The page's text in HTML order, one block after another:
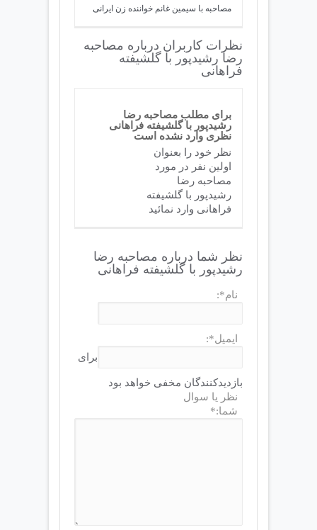
مصاحبه با سیمین غانم خواننده زن ایرانی
نظرات کاربران درباره مصاحبه
رضا رشیدپور با گلشیفته
فراهانی
برای مطلب مصاحبه رضا
رشیدپور با گلشیفته فراهانی
نظری وارد نشده است
نظر خود را بعنوان
اولین نفر در مورد
مصاحبه رضا
رشیدپور با گلشیفته
فراهانی وارد نمائید
نظر شما درباره مصاحبه رضا
رشیدپور با گلشیفته فراهانی
نام*:
ایمیل*:
برای
بازدیدکنندگان مخفی خواهد بود
نظر یا سوال
شما:*